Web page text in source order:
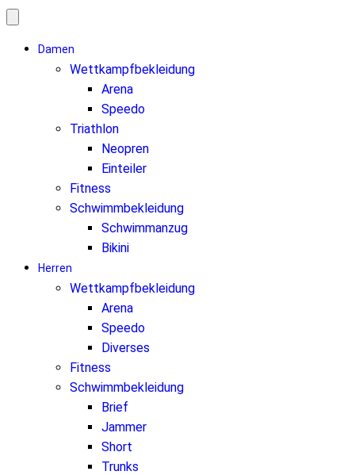
Damen
Wettkampfbekleidung
Arena
Speedo
Triathlon
Neopren
Einteiler
Fitness
Schwimmbekleidung
Schwimmanzug
Bikini
Herren
Wettkampfbekleidung
Arena
Speedo
Diverses
Fitness
Schwimmbekleidung
Brief
Jammer
Short
Trunks